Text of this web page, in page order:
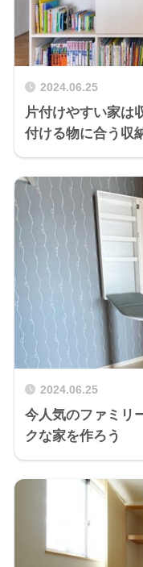
2024.06.25
片付けやすい家は
付ける物に合う収
2024.06.25
今人気のファミリ
クな家を作ろう